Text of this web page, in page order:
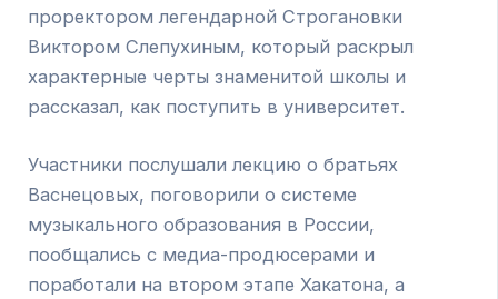
проректором легендарной Строгановки
Виктором Слепухиным, который раскрыл
характерные черты знаменитой школы и
рассказал, как поступить в университет.
Участники послушали лекцию о братьях
Васнецовых, поговорили о системе
музыкального образования в России,
пообщались с медиа-продюсерами и
поработали на втором этапе Хакатона, а